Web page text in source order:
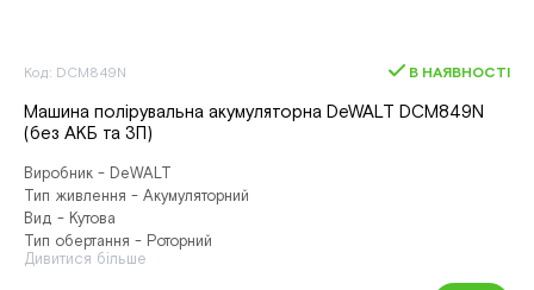
Код: DCM849N В НАЯВНОСТІ
Машина полірувальна акумуляторна DeWALT DCM849N
(без АКБ та ЗП)
Виробник - DeWALT
Тип живлення - Акумуляторний
Вид - Кутова
Тип обертання - Роторний
Дивитися більше